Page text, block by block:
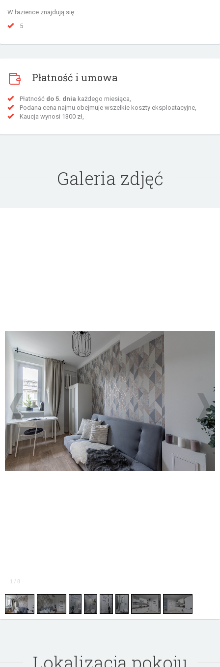
W łazience znajdują się:
5
Płatność i umowa
Płatność do 5. dnia każdego miesiąca,
Podana cena najmu obejmuje wszelkie koszty eksploatacyjne,
Kaucja wynosi 1300 zł,
Galeria zdjęć
1 / 8